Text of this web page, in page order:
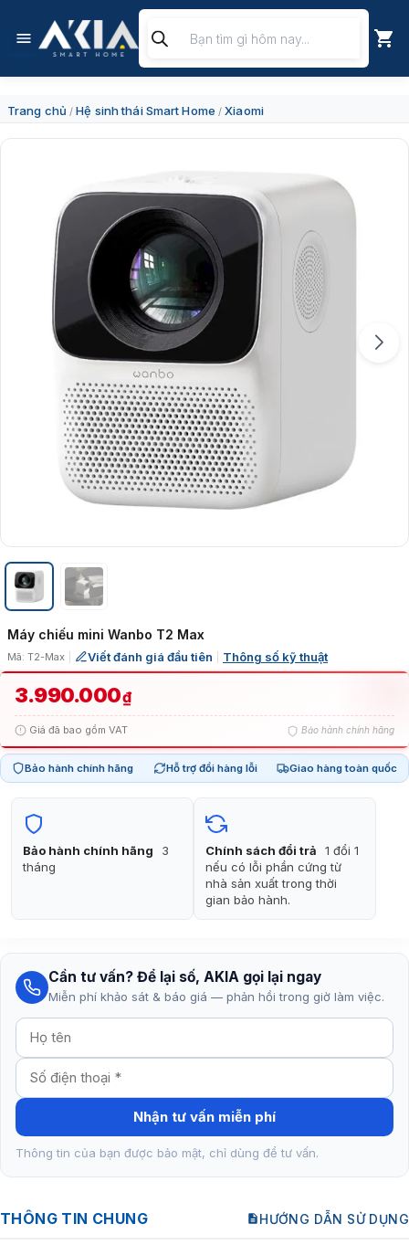
kiếm
sản
Trang chủ / Hệ sinh thái Smart Home /Xiaomi
Máy chiếu mini Wanbo T2 Max
Mã: T2-Max Viết đánh giá đầu tiên Thông số kỹ thuật
3.990.000₫
Giá đã bao gồm VAT Bảo hành chính hãng
Bảo hành chính hãng Hỗ trợ đổi hàng lỗi Giao hàng toàn quốc
Bảo hành chính hãng
3
tháng
Chính sách đổi trả
1 đổi 1
nếu có lỗi phần cứng từ
nhà sản xuất trong thời
gian bảo hành.
Cần tư vấn? Để lại số, AKIA gọi lại ngay
Miễn phí khảo sát & báo giá — phản hồi trong giờ làm việc.
Nhận tư vấn miễn phí
Thông tin của bạn được bảo mật, chỉ dùng để tư vấn.
THÔNG TIN CHUNG HƯỚNG DẪN SỬ DỤNG